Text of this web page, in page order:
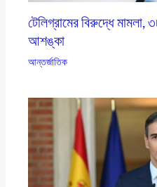
টেলিগ্রামের বিরুদ্ধে মামলা,
আশঙ্কা
আন্তর্জাতিক